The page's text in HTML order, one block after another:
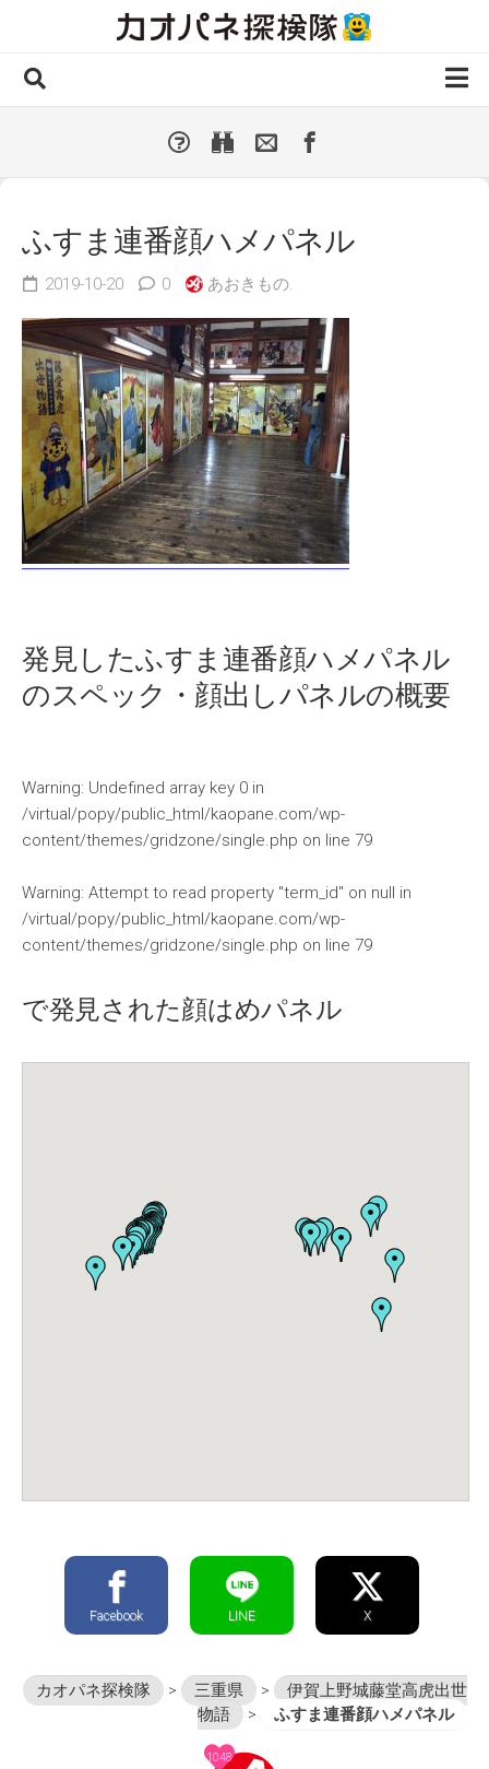
種類別
人気カオパネ
投稿する
ふすま連番顔ハメパネル
2019-10-20 0 あおきもの.
発見したふすま連番顔ハメパネル
のスペック・顔出しパネルの概要
Warning: Undefined array key 0 in
/virtual/popy/public_html/kaopane.com/wp-
content/themes/gridzone/single.php on line 79
Warning: Attempt to read property "term_id" on null in
/virtual/popy/public_html/kaopane.com/wp-
content/themes/gridzone/single.php on line 79
で発見された顔はめパネル
Facebook LINE X
カオパネ探検隊 > 三重県 >
伊賀上野城藤堂高虎出世
物語
> ふすま連番顔ハメパネル
1048